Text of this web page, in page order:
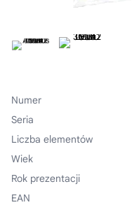
Numer
Seria
Liczba elementów
Wiek
Rok prezentacji
EAN